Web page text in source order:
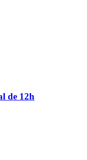
de 12h